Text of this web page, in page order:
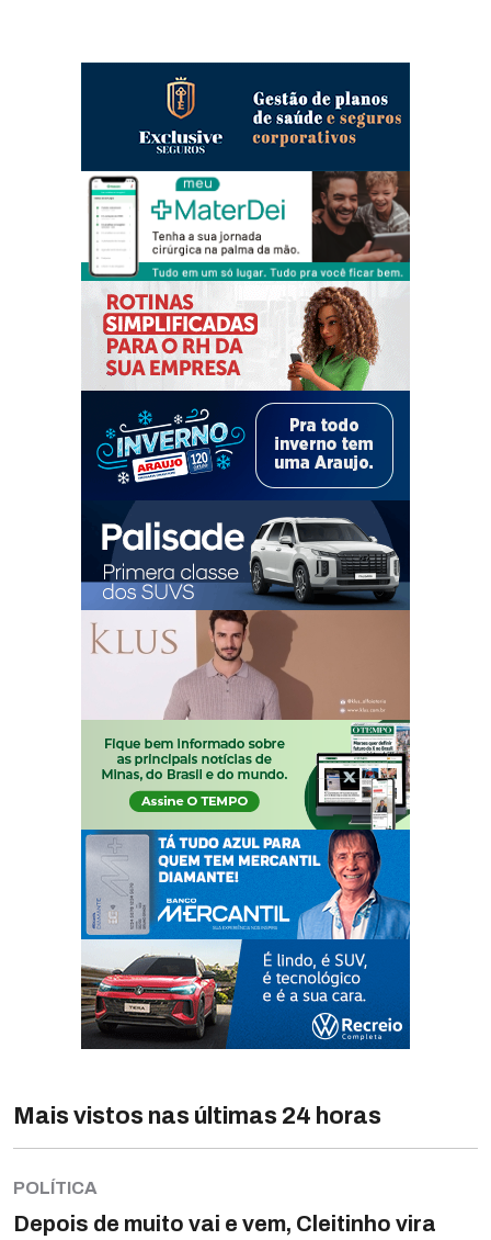
Mais vistos nas últimas 24 horas
POLÍTICA
Depois de muito vai e vem, Cleitinho vira